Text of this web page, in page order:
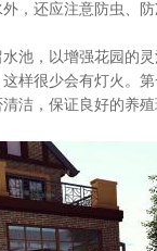
还应注意防虫、防
，以增强花园的灵
很少会有灯火。第
，保证良好的养殖